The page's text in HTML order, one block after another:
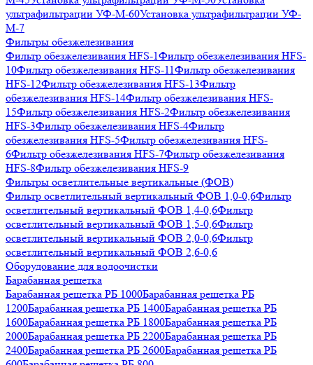
ультрафильтрации УФ-М-60Установка ультрафильтрации УФ-
М-7
Фильтры обезжелезивания
Фильтр обезжелезивания HFS-1Фильтр обезжелезивания HFS-
10Фильтр обезжелезивания HFS-11Фильтр обезжелезивания
HFS-12Фильтр обезжелезивания HFS-13Фильтр
обезжелезивания HFS-14Фильтр обезжелезивания HFS-
15Фильтр обезжелезивания HFS-2Фильтр обезжелезивания
HFS-3Фильтр обезжелезивания HFS-4Фильтр
обезжелезивания HFS-5Фильтр обезжелезивания HFS-
6Фильтр обезжелезивания HFS-7Фильтр обезжелезивания
HFS-8Фильтр обезжелезивания HFS-9
Фильтры осветлительные вертикальные (ФОВ)
Фильтр осветлительный вертикальный ФОВ 1,0-0,6Фильтр
осветлительный вертикальный ФОВ 1,4-0,6Фильтр
осветлительный вертикальный ФОВ 1,5-0,6Фильтр
осветлительный вертикальный ФОВ 2,0-0,6Фильтр
осветлительный вертикальный ФОВ 2,6-0,6
Оборудование для водоочистки
Барабанная решетка
Барабанная решетка РБ 1000Барабанная решетка РБ
1200Барабанная решетка РБ 1400Барабанная решетка РБ
1600Барабанная решетка РБ 1800Барабанная решетка РБ
2000Барабанная решетка РБ 2200Барабанная решетка РБ
2400Барабанная решетка РБ 2600Барабанная решетка РБ